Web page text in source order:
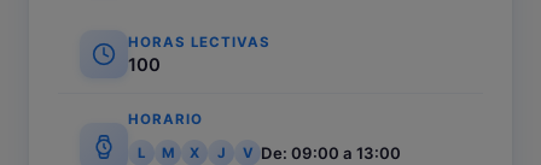
HORAS LECTIVAS
100
HORARIO
L
M X J V De: 09:00 a 13:00